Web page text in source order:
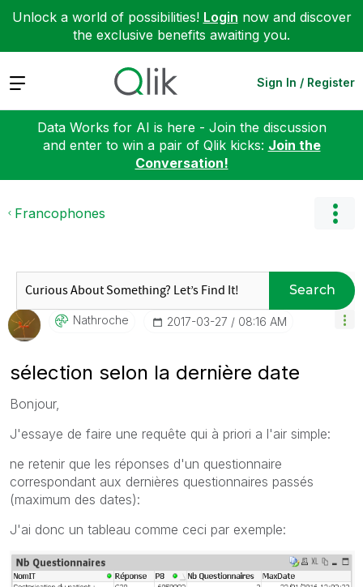
Unlock a world of possibilities! Login now and discover
the exclusive benefits awaiting you.
Expand Sign In / Register
Data Works for AI is here - Join the discussion
and enter to win a pair of Qlik kicks: Join the
Conversation!
Francophones
Search
Nathroche ‎2017-03-27 08:16 AM
sélection selon la dernière date
Bonjour,
J'essaye de faire une requête qui à priori a l'air simple:
ne retenir que les réponses d'un questionnaire
correspondant aux dernières questionnaires passés
(maximum des dates):
J'ai donc un tableau comme ceci par exemple: